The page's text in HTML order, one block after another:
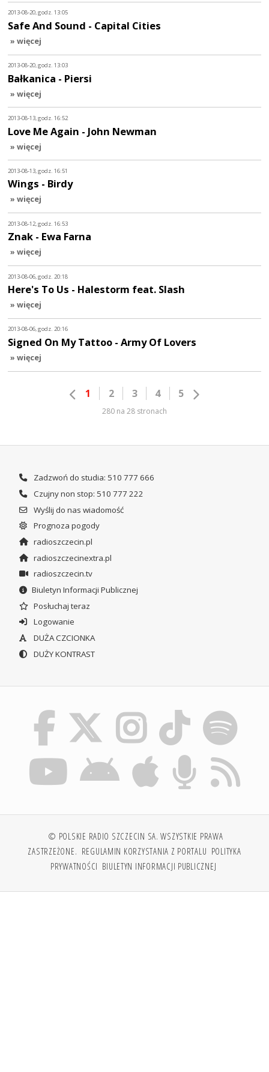
2013-08-20, godz. 13:05
Safe And Sound - Capital Cities
» więcej
2013-08-20, godz. 13:03
Bałkanica - Piersi
» więcej
2013-08-13, godz. 16:52
Love Me Again - John Newman
» więcej
2013-08-13, godz. 16:51
Wings - Birdy
» więcej
2013-08-12, godz. 16:53
Znak - Ewa Farna
» więcej
2013-08-06, godz. 20:18
Here's To Us - Halestorm feat. Slash
» więcej
2013-08-06, godz. 20:16
Signed On My Tattoo - Army Of Lovers
» więcej
1 2 3 4 5
280 na 28 stronach
Zadzwoń do studia: 510 777 666
Czujny non stop: 510 777 222
Wyślij do nas wiadomość
Prognoza pogody
radioszczecin.pl
radioszczecinextra.pl
radioszczecin.tv
Biuletyn Informacji Publicznej
Posłuchaj teraz
Logowanie
DUŻA CZCIONKA
DUŻY KONTRAST
© POLSKIE RADIO SZCZECIN SA. WSZYSTKIE PRAWA
ZASTRZEŻONE. REGULAMIN KORZYSTANIA Z PORTALU POLITYKA
PRYWATNOŚCI BIULETYN INFORMACJI PUBLICZNEJ